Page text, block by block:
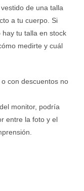
de una talla
a tu cuerpo. Si
tu talla en stock
medirte y cuál
con descuentos no
monitor, podría
entre la foto y el